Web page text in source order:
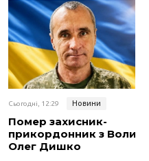
Сьогодні, 12:29 Новини
Помер захисник-
прикордонник з Волині
Олег Дишко